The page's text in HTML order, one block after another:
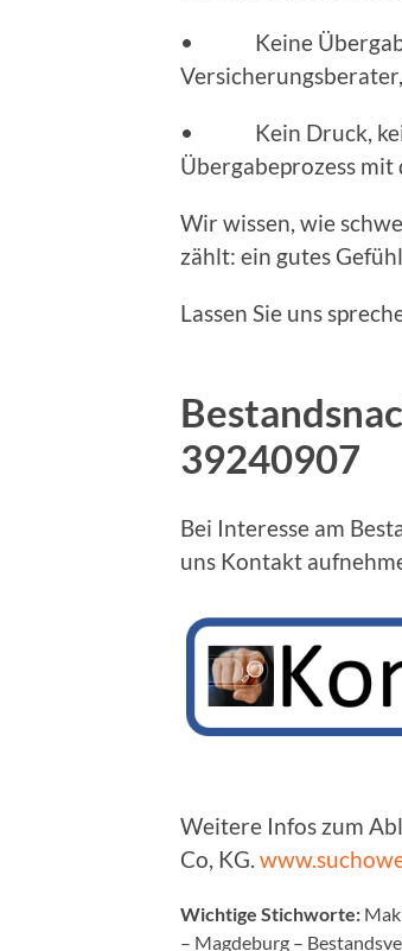
• Keine Übergabe
• Kein Druck, kein
Übergabeprozess mit
Wir wissen, wie
zählt: ein gutes
Lassen Sie uns
39240907
Bei Interesse am
uns Kontakt
Weitere Infos zum
Co, KG.
Wichtige Stichworte:
– Magdeburg –